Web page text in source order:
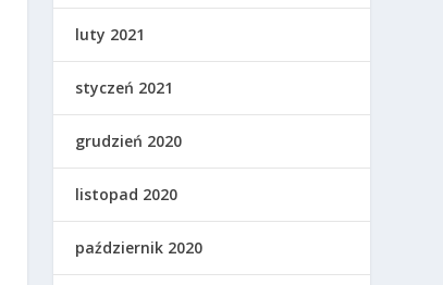
luty 2021
styczeń 2021
grudzień 2020
listopad 2020
październik 2020